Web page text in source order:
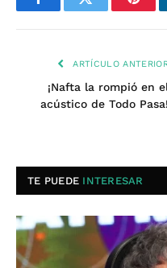
FacebookTwitter
ARTÍCULO
¡Nafta la rompió en
acústico de Todo Pasa!
TE PUEDE INTERESAR